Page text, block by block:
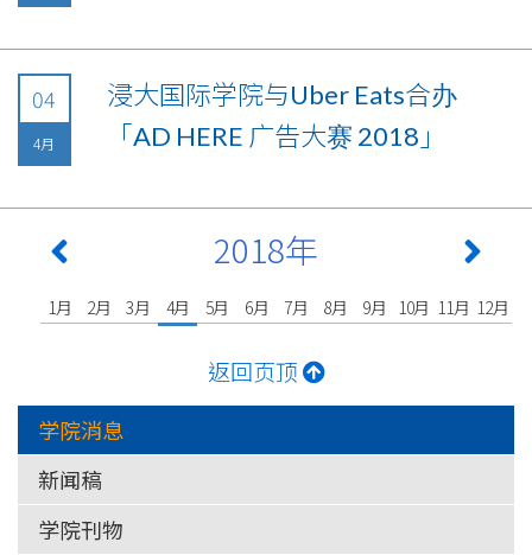
04
4月
浸大国际学院与Uber Eats合办
「AD HERE 广告大赛 2018」
2018年
1月 2月 3月 4月 5月 6月 7月 8月 9月 10月 11月 12月
返回页顶
学院消息
新闻稿
学院刊物